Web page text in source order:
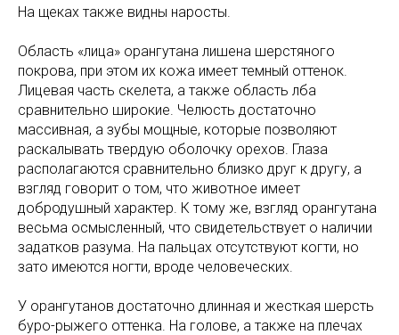
На щеках также видны наросты.
Область «лица» орангутана лишена шерстяного
покрова, при этом их кожа имеет темный оттенок.
Лицевая часть скелета, а также область лба
сравнительно широкие. Челюсть достаточно
массивная, а зубы мощные, которые позволяют
раскалывать твердую оболочку орехов. Глаза
располагаются сравнительно близко друг к другу, а
взгляд говорит о том, что животное имеет
добродушный характер. К тому же, взгляд орангутана
весьма осмысленный, что свидетельствует о наличии
задатков разума. На пальцах отсутствуют когти, но
зато имеются ногти, вроде человеческих.
У орангутанов достаточно длинная и жесткая шерсть
буро-рыжего оттенка. На голове, а также на плечах